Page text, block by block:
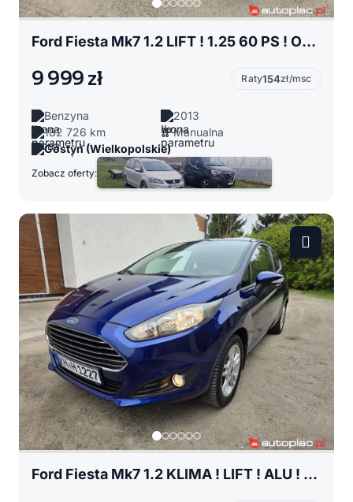
Ford Fiesta Mk7 1.2 LIFT ! 1.25 60 PS ! OPŁACONY Z NIEMIEC !!!
9 999 zł Raty154zł/msc
Benzyna
2013
182 726 km
Manualna
Gostyń (Wielkopolskie)
Zobacz oferty:
Ford Fiesta Mk7 1.2 KLIMA ! LIFT ! ALU ! GRZANA SZYBA ! OPŁACONY Z NIEMIEC !!!